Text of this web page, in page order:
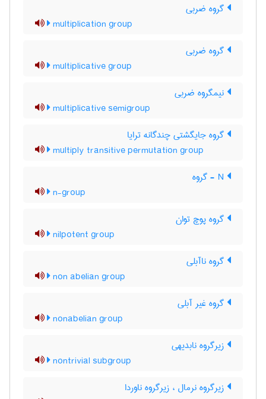
گروه ضربی
multiplication group
گروه ضربی
multiplicative group
نیمگروه ضربی
multiplicative semigroup
گروه جایگشتی چندگانه ترایا
multiply transitive permutation group
n-group
گروه پوچ توان
nilpotent group
گروه ناآبلی
non abelian group
گروه غیر آبلی
nonabelian group
زیرگروه نابدیهی
nontrivial subgroup
زیرگروه نرمال ، زیرگروه ناوردا